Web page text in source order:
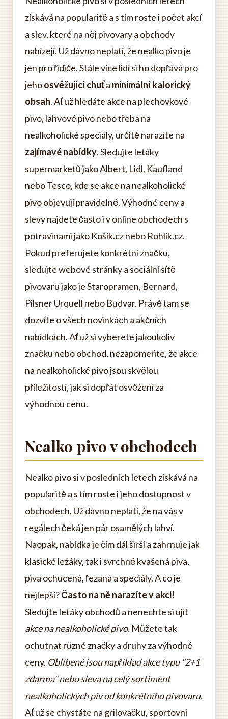
získává na popularitě a s tím roste i počet akcí
a slev, které na něj pivovary a obchody
nabízejí. Už dávno neplatí, že nealko pivo je
jen pro řidiče. Stále více lidí si ho dopřává pro
jehoosvěžující chuťa minimální kalorický
obsah. Ať už hledáte akce na plechovkové
pivo, lahvové pivo nebo třeba na
nealkoholické speciály, určitě narazíte na
zajímavé nabídky. Sledujte letáky
supermarketů jako Albert, Lidl, Kaufland
nebo Tesco, kde se akce na nealkoholické
pivo objevují pravidelně. Výhodné ceny a
slevy najdete často i v online obchodech s
potravinami jako Košík.cz nebo Rohlík.cz.
Pokud preferujete konkrétní značku,
sledujte webové stránky a sociální sítě
pivovarů jako je Staropramen, Bernard,
Pilsner Urquell nebo Budvar. Právě tam se
dozvíte o všech novinkách a akčních
nabídkách. Ať už si vyberete jakoukoliv
značku nebo obchod, nezapomeňte, že akce
na nealkoholické pivo jsou skvělou
příležitostí, jak si dopřát osvěžení za
výhodnou cenu.
Nealko pivo v obchodech
Nealko pivo si v posledních letech získává na
popularitě a s tím roste i jeho dostupnost v
obchodech. Už dávno neplatí, že na vás v
regálech čeká jen pár osamělých lahví.
Naopak, nabídka je čím dál širší a zahrnuje jak
klasické ležáky, tak i svrchně kvašená piva,
piva ochucená, řezaná a speciály. A co je
nejlepší?Často na ně narazíte v akci!
Sledujte letáky obchodů a nenechte si ujít
akce na nealkoholické pivo. Můžete tak
ochutnat různé značky a druhy za výhodné
ceny. Oblíbené jsou například akce typu "2+1
zdarma" nebo sleva na celý sortiment
nealkoholických piv od konkrétního pivovaru.
Ať už se chystáte na grilovačku, sportovní